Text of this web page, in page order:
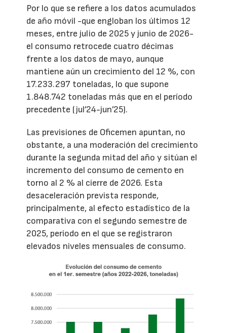
Por lo que se refiere a los datos acumulados
de año móvil -que engloban los últimos 12
meses, entre julio de 2025 y junio de 2026-
el consumo retrocede cuatro décimas
frente a los datos de mayo, aunque
mantiene aún un crecimiento del 12 %, con
17.233.297 toneladas, lo que supone
1.848.742 toneladas más que en el período
precedente (jul’24-jun’25).
Las previsiones de Oficemen apuntan, no
obstante, a una moderación del crecimiento
durante la segunda mitad del año y sitúan el
incremento del consumo de cemento en
torno al 2 % al cierre de 2026. Esta
desaceleración prevista responde,
principalmente, al efecto estadístico de la
comparativa con el segundo semestre de
2025, período en el que se registraron
elevados niveles mensuales de consumo.